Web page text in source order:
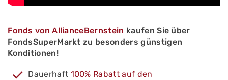
Fonds von AllianceBernstein kaufen Sie über
FondsSuperMarkt zu besonders günstigen
Konditionen!
Dauerhaft 100% Rabatt auf den